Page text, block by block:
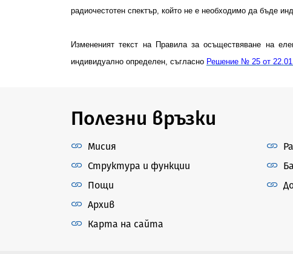
радиочестотен спектър, който не е необходимо да бъде
Измененият текст на Правила за осъществяване на
индивидуално определен, съгласно Решение № 25 от 22 .01
Полезни връзки
Мисия
Структура и функции
Пощи
Архив
Карта на сайта